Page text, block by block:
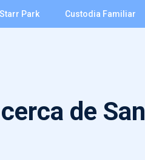
Starr Park Custodia Familiar
de San